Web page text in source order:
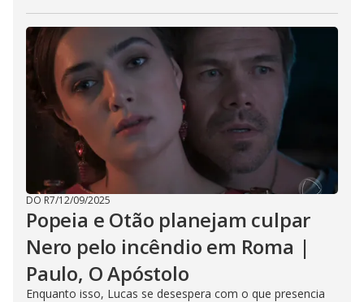
DO R7/12/09/2025
Popeia e Otão planejam culpar
Nero pelo incêndio em Roma |
Paulo, O Apóstolo
Enquanto isso, Lucas se desespera com o que presencia